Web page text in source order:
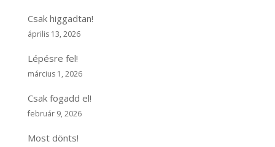
Csak higgadtan!
április 13, 2026
Lépésre fel!
március 1, 2026
Csak fogadd el!
február 9, 2026
Most dönts!